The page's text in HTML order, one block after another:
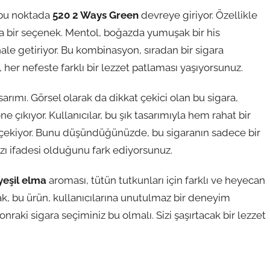
noktada 520 2 Ways Green devreye giriyor. Özellikle
bir seçenek. Mentol, boğazda yumuşak bir his
getiriyor. Bu kombinasyon, sıradan bir sigara
nefeste farklı bir lezzet patlaması yaşıyorsunuz.
Görsel olarak da dikkat çekici olan bu sigara,
Kullanıcılar, bu şık tasarımıyla hem rahat bir
Bunu düşündüğünüzde, bu sigaranın sadece bir
ifadesi olduğunu fark ediyorsunuz.
elma aroması, tütün tutkunları için farklı ve heyecan
bu ürün, kullanıcılarına unutulmaz bir deneyim
sigara seçiminiz bu olmalı. Sizi şaşırtacak bir lezzet